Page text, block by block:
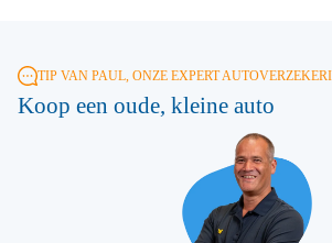
TIP VAN PAUL, ONZE EXPERT
Koop een oude, kleine auto